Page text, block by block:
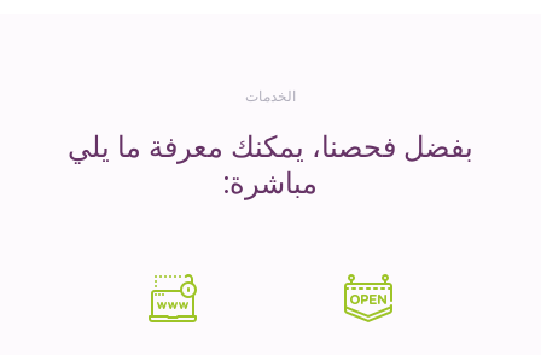
الخدمات
بفضل فحصنا، يمكنك معرفة ما يلي
مباشرة: